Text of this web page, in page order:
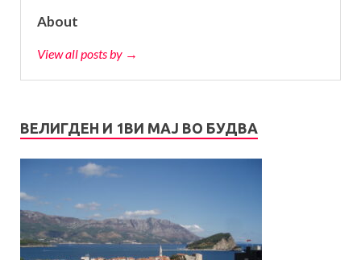
About
View all posts by →
ВЕЛИГДЕН И 1ВИ МАЈ ВО БУДВА